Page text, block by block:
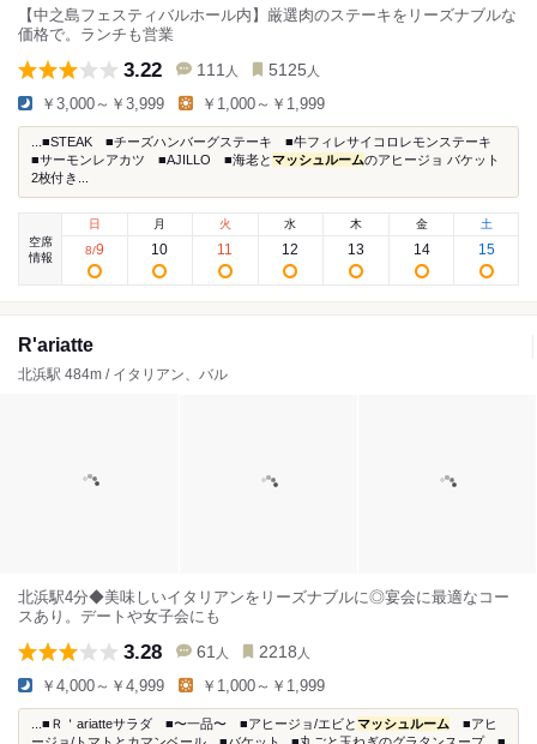
【中之島フェスティバルホール内】厳選肉のステーキをリーズナブルな
価格で。ランチも営業
3.22 111 人 5125 人
￥3,000～￥3,999 ￥1,000～￥1,999
...■STEAK ■チーズハンバーグステーキ ■牛フィレサイコロレモンステーキ
■サーモンレアカツ ■AJILLO ■海老とマッシュルームのアヒージョ バケット
2枚付き...
空席
情報
日
8/9
月
10
火
11
水
12
木
13
金
14
土
15
R'ariatte
北浜駅 484m / イタリアン、バル
北浜駅4分◆美味しいイタリアンをリーズナブルに◎宴会に最適なコー
スあり。デートや女子会にも
3.28 61 人 2218 人
￥4,000～￥4,999 ￥1,000～￥1,999
...■Ｒ＇ariatteサラダ ■〜一品〜 ■アヒージョ/エビとマッシュルーム ■アヒ